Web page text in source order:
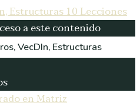
Estructuras10 Lecciones
a este contenido
VecDIn, Estructuras
en Matriz